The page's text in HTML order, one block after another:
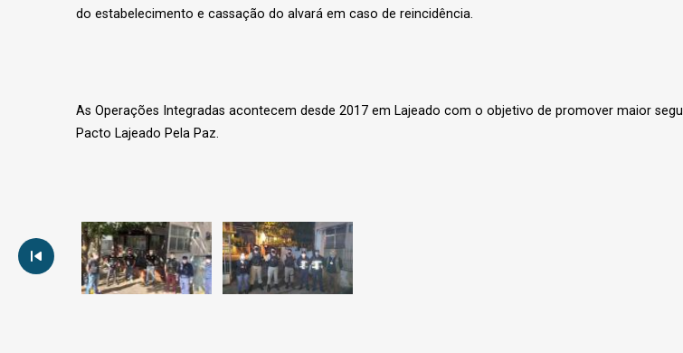
do estabelecimento e cassação do alvará em caso de reincidência.
As Operações Integradas acontecem desde 2017 em Lajeado com o objetivo de promover maior
Pacto Lajeado Pela Paz.